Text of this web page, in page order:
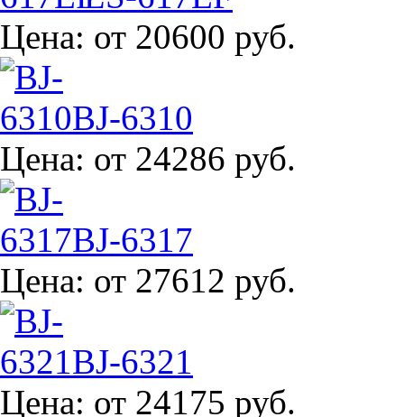
Цена: от 20600 руб.
BJ-6310
Цена: от 24286 руб.
BJ-6317
Цена: от 27612 руб.
BJ-6321
Цена: от 24175 руб.